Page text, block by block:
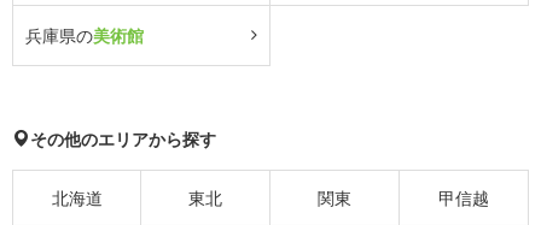
兵庫県の美術館
その他のエリアから探す
北海道 東北 関東 甲信越